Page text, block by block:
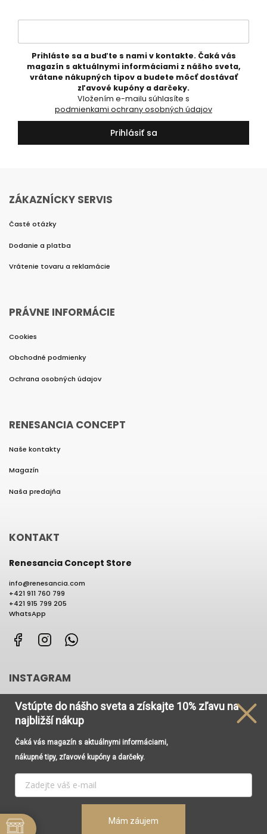
Používame cookies, aby sme Vám umožnili pohodlné
prehliadanie webu a vďaka analýze prevádzky webu
neustále zlepšovali jeho funkcie, výkon a použiteľnosť. Viac
informácií nájdete v odkaze
ochrany osobných údajov.
Prihláste sa a buďte s nami v kontakte. Čaká vás
magazín s aktuálnymi informáciami z nášho sveta,
vrátane nákupných tipov a budete môcť dostávať
zľavové kupóny a darčeky.
podmienkami ochrany osobných údajov
Prihlásiť sa
ZÁKAZNÍCKY SERVIS
Časté otázky
Dodanie a platba
Vrátenie tovaru a reklamácie
PRÁVNE INFORMÁCIE
Cookies
Obchodné podmienky
Ochrana osobných údajov
RENESANCIA CONCEPT
Naše kontakty
Magazín
Naša predajňa
KONTAKT
Renesancia Concept Store
info@renesancia.com
+421 911 760 799
+421 915 799 205
WhatsApp
FacebookInstagram
INSTAGRAM
Vytvoril Shoptet
Copyright 2026 Renesancia Concept Store
vyhradené.
Vstúpte do nášho sveta a získajte 10% zľavu na
najbližší nákup
Čaká vás magazín s aktuálnymi informáciami,
nákupné tipy, zľavové kupóny a darčeky.
Mám záujem